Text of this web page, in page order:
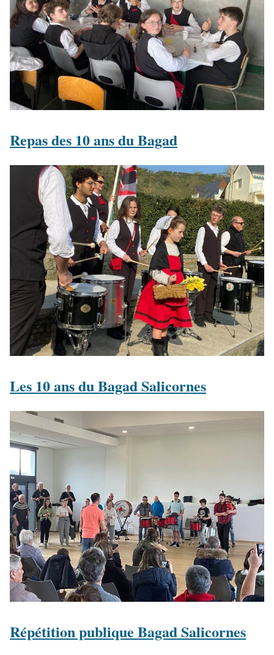
Repas des 10 ans du Bagad
Les 10 ans du Bagad Salicornes
Répétition publique Bagad Salicornes